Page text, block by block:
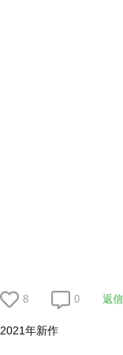
8 0 返
2021年新作